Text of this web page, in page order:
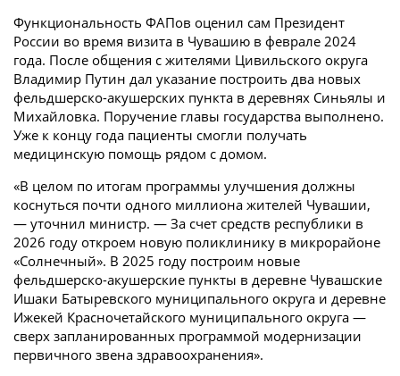
Функциональность ФАПов оценил сам Президент
России во время визита в Чувашию в феврале 2024
года. После общения с жителями Цивильского округа
Владимир Путин дал указание построить два новых
фельдшерско-акушерских пункта в деревнях Синьялы и
Михайловка. Поручение главы государства выполнено.
Уже к концу года пациенты смогли получать
медицинскую помощь рядом с домом.
«В целом по итогам программы улучшения должны
коснуться почти одного миллиона жителей Чувашии,
— уточнил министр. — За счет средств республики в
2026 году откроем новую поликлинику в микрорайоне
«Солнечный». В 2025 году построим новые
фельдшерско-акушерские пункты в деревне Чувашские
Ишаки Батыревского муниципального округа и деревне
Ижекей Красночетайского муниципального округа —
сверх запланированных программой модернизации
первичного звена здравоохранения».